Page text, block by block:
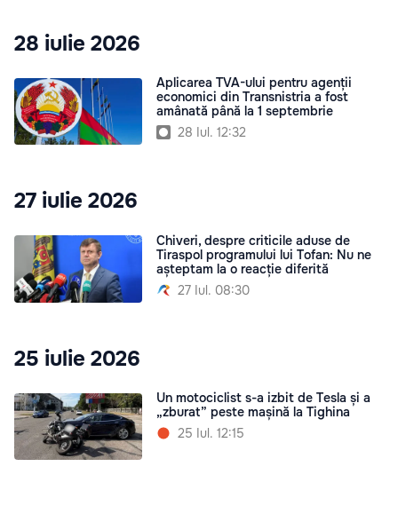
28 iulie 2026
Aplicarea TVA-ului pentru agenții
economici din Transnistria a fost
amânată până la 1 septembrie
28 Iul. 12:32
27 iulie 2026
Chiveri, despre criticile aduse de
Tiraspol programului lui Tofan: Nu ne
așteptam la o reacție diferită
27 Iul. 08:30
25 iulie 2026
Un motociclist s-a izbit de Tesla și a
„zburat” peste mașină la Tighina
25 Iul. 12:15